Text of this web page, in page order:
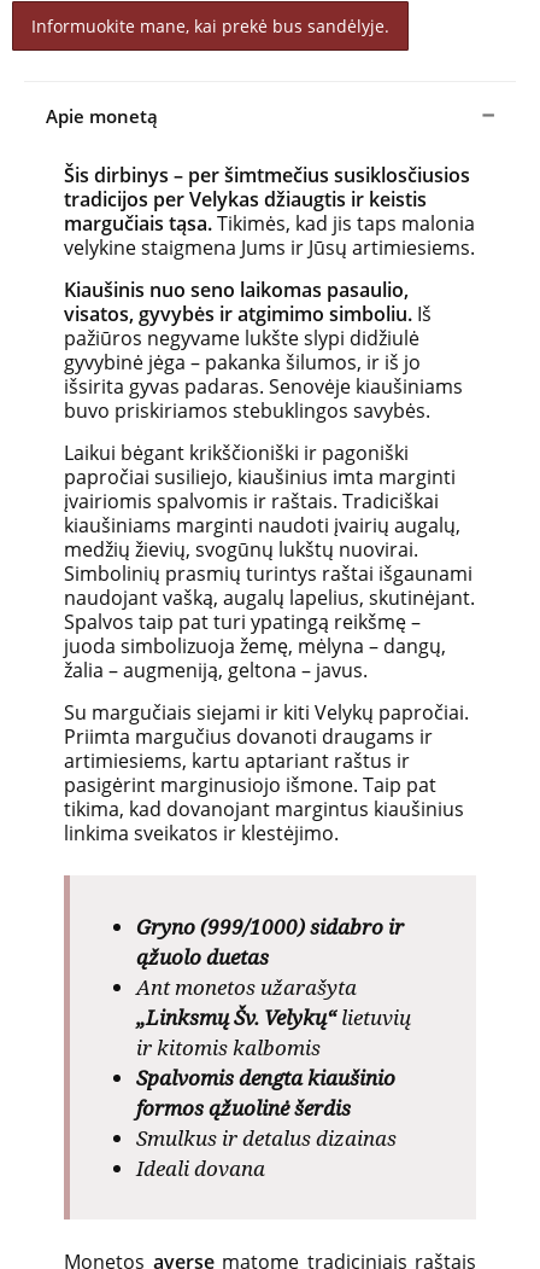
Informuokite mane, kai prekė bus sandėlyje.
Apie monetą
Šis dirbinys – per šimtmečius susiklosčiusios
tradicijos per Velykas džiaugtis ir keistis
margučiais tąsa.Tikimės, kad jis taps malonia
velykine staigmena Jums ir Jūsų artimiesiems.
Kiaušinis nuo seno laikomas pasaulio,
visatos, gyvybės ir atgimimo simboliu. Iš
pažiūros negyvame lukšte slypi didžiulė
gyvybinė jėga – pakanka šilumos, ir iš jo
išsirita gyvas padaras. Senovėje kiaušiniams
buvo priskiriamos stebuklingos savybės.
Laikui bėgant krikščioniški ir pagoniški
papročiai susiliejo, kiaušinius imta marginti
įvairiomis spalvomis ir raštais. Tradiciškai
kiaušiniams marginti naudoti įvairių augalų,
medžių žievių, svogūnų lukštų nuovirai.
Simbolinių prasmių turintys raštai išgaunami
naudojant vašką, augalų lapelius, skutinėjant.
Spalvos taip pat turi ypatingą reikšmę –
juoda simbolizuoja žemę, mėlyna – dangų,
žalia – augmeniją, geltona – javus.
Su margučiais siejami ir kiti Velykų papročiai.
Priimta margučius dovanoti draugams ir
artimiesiems, kartu aptariant raštus ir
pasigėrint marginusiojo išmone. Taip pat
tikima, kad dovanojant margintus kiaušinius
linkima sveikatos ir klestėjimo.
Gryno (999/1000) sidabro ir
ąžuolo duetas
Ant monetos užarašyta
„Linksmų Šv. Velykų“lietuvių
ir kitomis kalbomis
Spalvomis dengta kiaušinio
formos ąžuolinė šerdis
Smulkus ir detalus dizainas
Ideali dovana
Monetos aversematome tradiciniais raštais